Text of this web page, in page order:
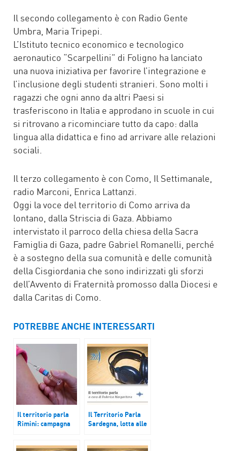
Il secondo collegamento è con Radio Gente
Umbra, Maria Tripepi.
L’Istituto tecnico economico e tecnologico
aeronautico “Scarpellini” di Foligno ha lanciato
una nuova iniziativa per favorire l’integrazione e
l’inclusione degli studenti stranieri. Sono molti i
ragazzi che ogni anno da altri Paesi si
trasferiscono in Italia e approdano in scuole in cui
si ritrovano a ricominciare tutto da capo: dalla
lingua alla didattica e fino ad arrivare alle relazioni
sociali.
Il terzo collegamento è con Como, Il Settimanale,
radio Marconi, Enrica Lattanzi.
Oggi la voce del territorio di Como arriva da
lontano, dalla Striscia di Gaza. Abbiamo
intervistato il parroco della chiesa della Sacra
Famiglia di Gaza, padre Gabriel Romanelli, perché
è a sostegno della sua comunità e delle comunità
della Cisgiordania che sono indirizzati gli sforzi
dell’Avvento di Fraternità promosso dalla Diocesi e
dalla Caritas di Como.
POTREBBE ANCHE INTERESSARTI
Il territorio parla
Rimini: campagna
Il Territorio Parla
Sardegna, lotta alle